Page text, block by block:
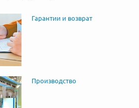
Гарантии и возврат
Производство